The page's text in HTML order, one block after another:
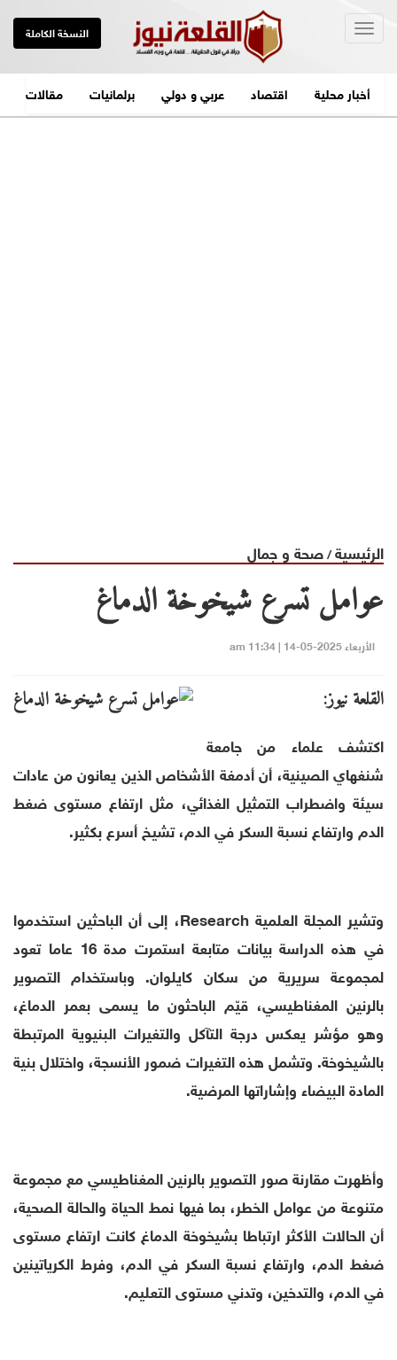
النسخة الكاملة
أخبار محلية اقتصاد عربي و دولي برلمانيات مقالات
الرئيسية/صحة و جمال
عوامل تسرع شيخوخة الدماغ
الأربعاء 2025-05-14 | 11:34 am
القلعة نيوز:
اكتشف علماء من جامعة
شنغهاي الصينية، أن أدمغة الأشخاص الذين يعانون من عادات
سيئة واضطراب التمثيل الغذائي، مثل ارتفاع مستوى ضغط
الدم وارتفاع نسبة السكر في الدم، تشيخ أسرع بكثير.
وتشير المجلة العلمية Research، إلى أن الباحثين استخدموا
في هذه الدراسة بيانات متابعة استمرت مدة 16 عاما تعود
لمجموعة سريرية من سكان كايلوان. وباستخدام التصوير
بالرنين المغناطيسي، قيّم الباحثون ما يسمى بعمر الدماغ،
وهو مؤشر يعكس درجة التآكل والتغيرات البنيوية المرتبطة
بالشيخوخة. وتشمل هذه التغيرات ضمور الأنسجة، واختلال بنية
المادة البيضاء وإشاراتها المرضية.
وأظهرت مقارنة صور التصوير بالرنين المغناطيسي مع مجموعة
متنوعة من عوامل الخطر، بما فيها نمط الحياة والحالة الصحية،
أن الحالات الأكثر ارتباطا بشيخوخة الدماغ كانت ارتفاع مستوى
ضغط الدم، وارتفاع نسبة السكر في الدم، وفرط الكرياتينين
في الدم، والتدخين، وتدني مستوى التعليم.